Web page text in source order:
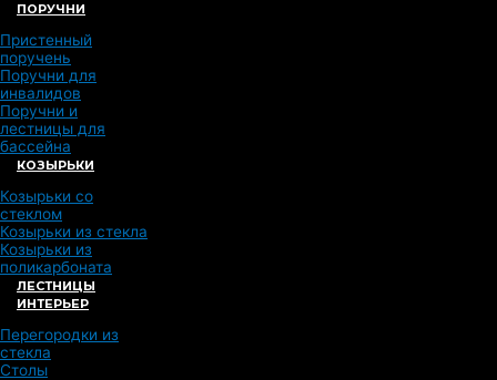
ПОРУЧНИ
Пристенный
поручень
Поручни для
инвалидов
Поручни и
лестницы для
бассейна
КОЗЫРЬКИ
Козырьки со
стеклом
Козырьки из стекла
Козырьки из
поликарбоната
ЛЕСТНИЦЫ
ИНТЕРЬЕР
Перегородки из
стекла
Столы